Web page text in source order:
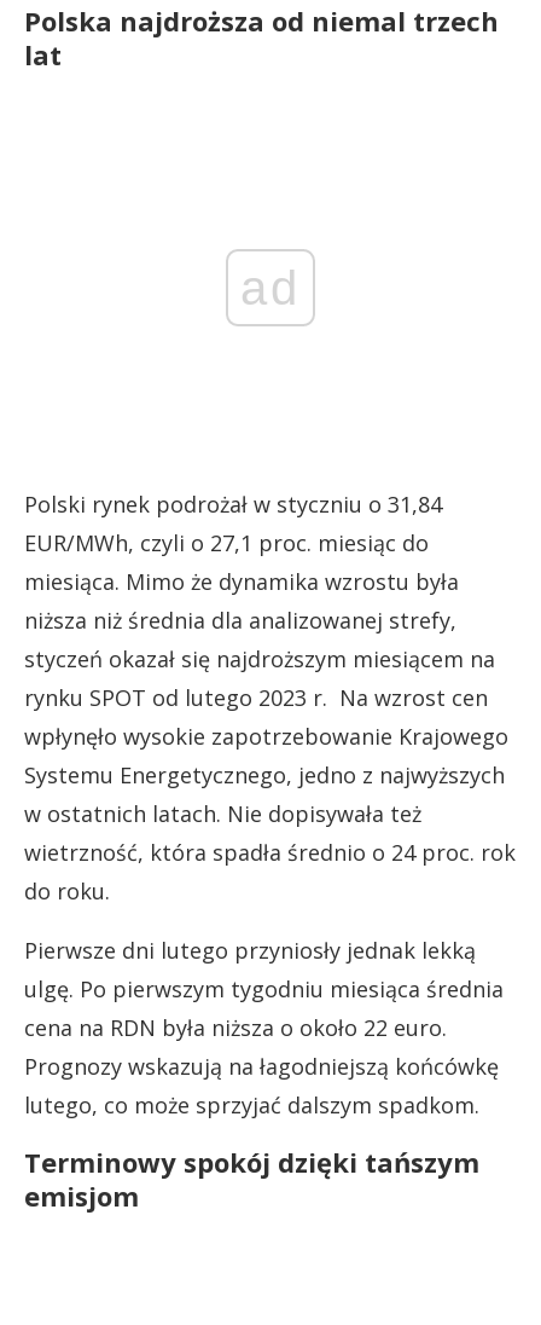
Polska najdroższa od niemal trzech
lat
ad
Polski rynek podrożał w styczniu o 31,84
EUR/MWh, czyli o 27,1 proc. miesiąc do
miesiąca. Mimo że dynamika wzrostu była
niższa niż średnia dla analizowanej strefy,
styczeń okazał się najdroższym miesiącem na
rynku SPOT od lutego 2023 r. Na wzrost cen
wpłynęło wysokie zapotrzebowanie Krajowego
Systemu Energetycznego, jedno z najwyższych
w ostatnich latach. Nie dopisywała też
wietrzność, która spadła średnio o 24 proc. rok
do roku.
Pierwsze dni lutego przyniosły jednak lekką
ulgę. Po pierwszym tygodniu miesiąca średnia
cena na RDN była niższa o około 22 euro.
Prognozy wskazują na łagodniejszą końcówkę
lutego, co może sprzyjać dalszym spadkom.
Terminowy spokój dzięki tańszym
emisjom